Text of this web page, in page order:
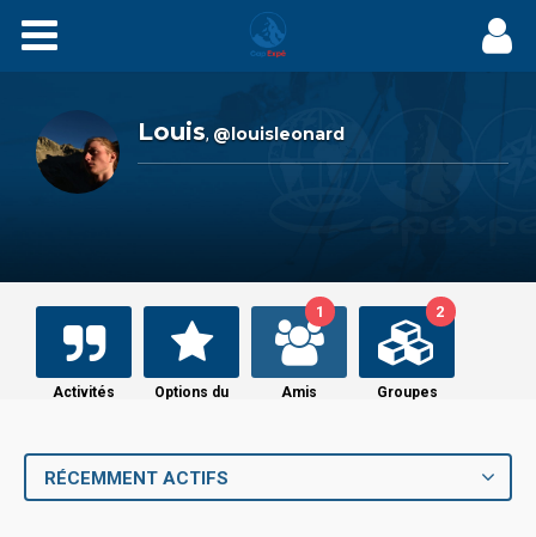
Videos
Films
Agenda
Adhérez
Louis, @louisleonard
Activités
Options du
Amis
1
Groupes
2
RÉCEMMENT ACTIFS